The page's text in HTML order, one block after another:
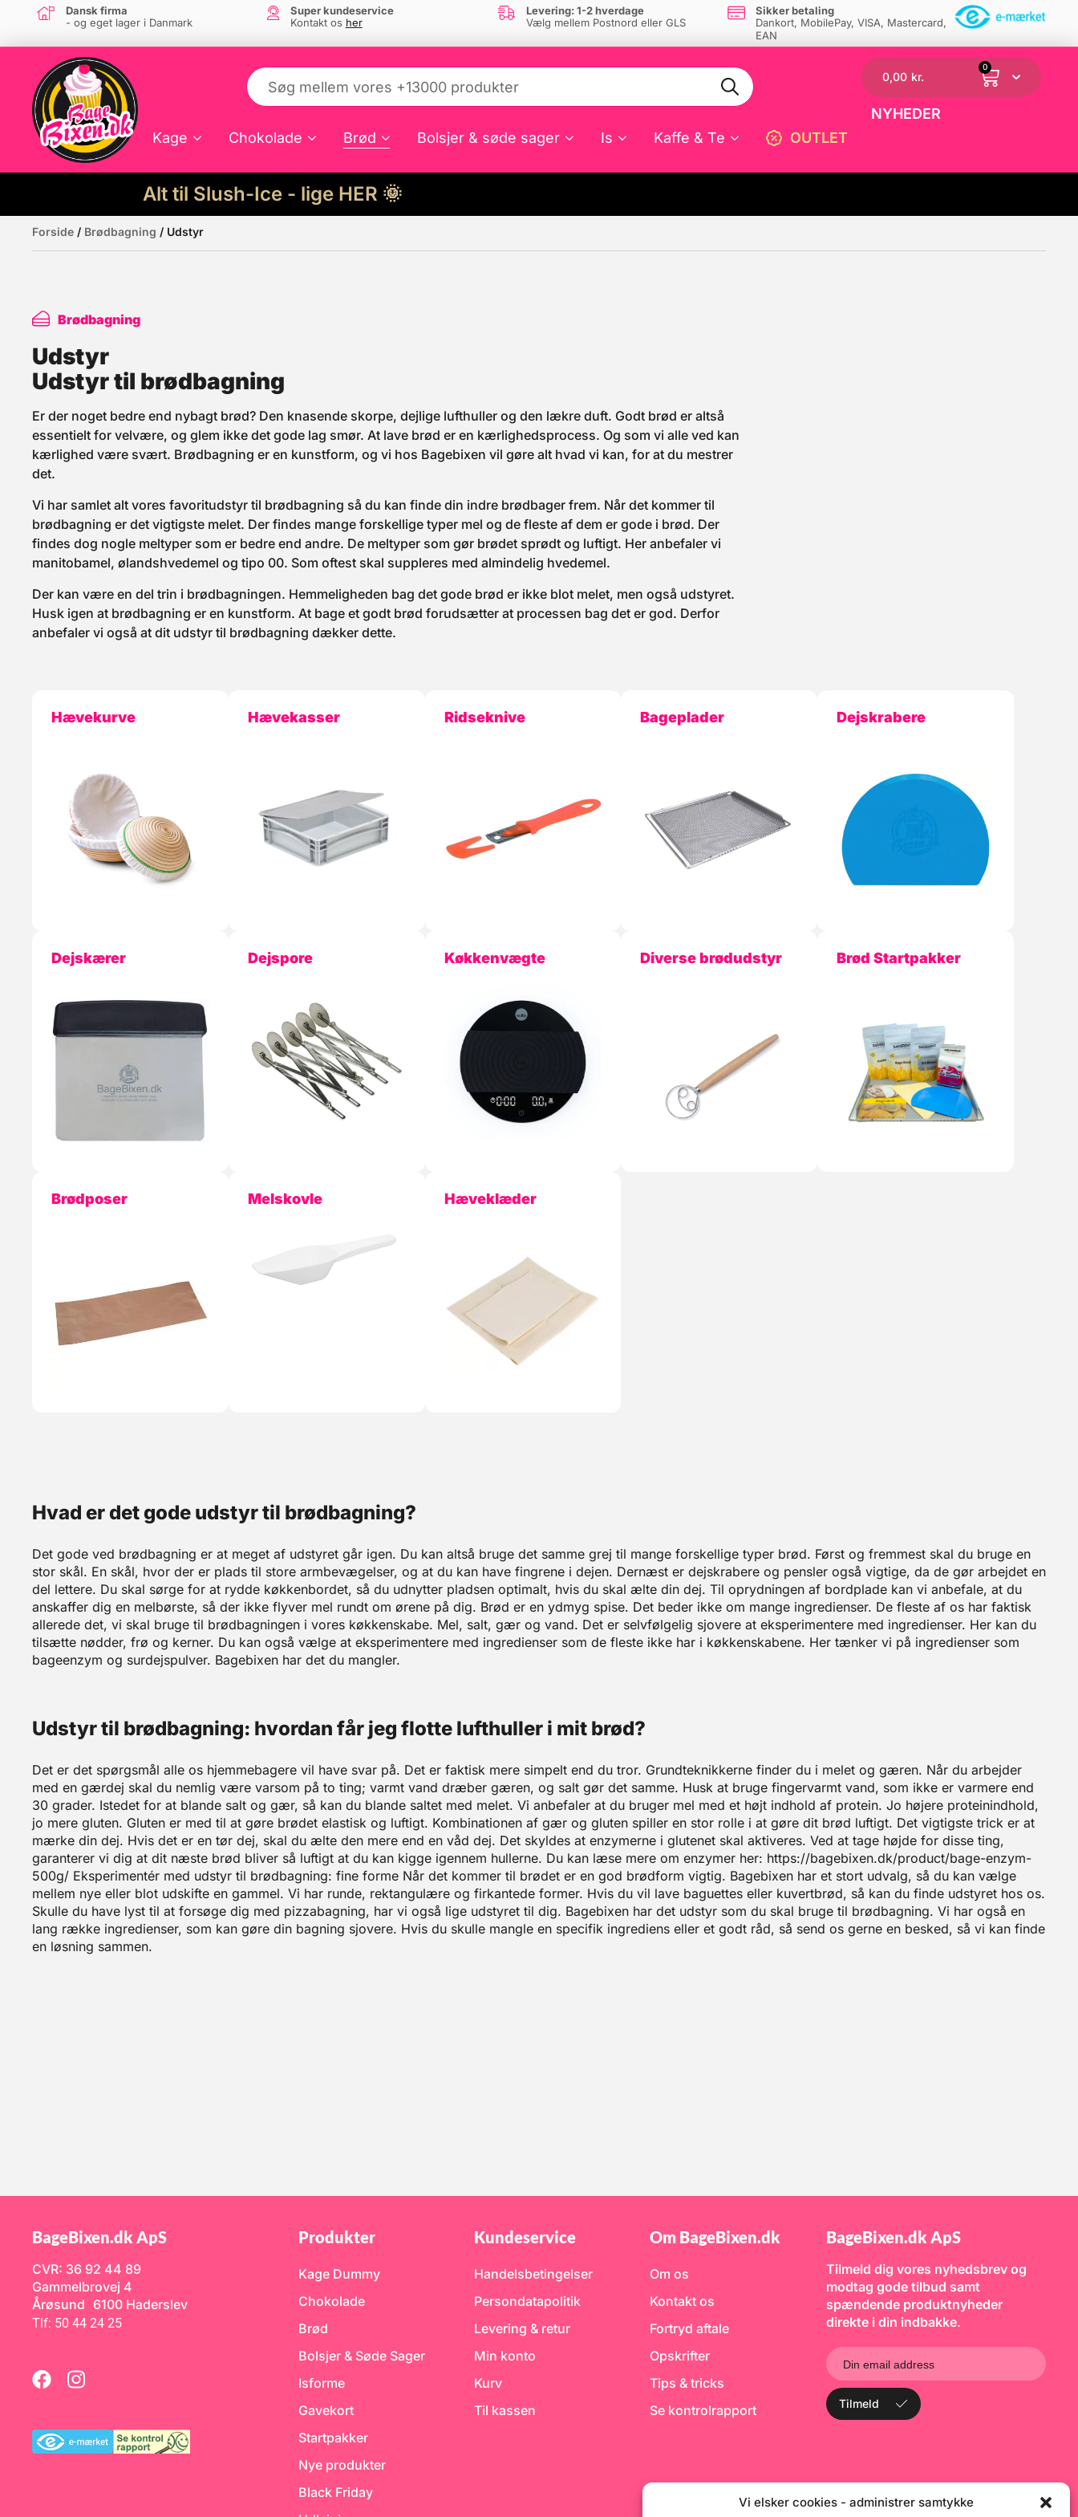
Vi elsker cookies - administrer samtykke
Dansk firma
- og eget lager i Danmark
Super kundeservice
Kontakt os her
Levering: 1-2 hverdage
Vælg mellem Postnord eller GLS
Sikker betaling
Dankort, MobilePay, VISA, Mastercard,
EAN
Kage Chokolade Brød Bolsjer & søde sager Is Kaffe & Te OUTLET
0,00 kr.
0
NYHEDER
Alt til Slush-Ice - lige HER 🌞
Forside / Brødbagning / Udstyr
Brødbagning
Udstyr
Udstyr til brødbagning
Er der noget bedre end nybagt brød? Den knasende skorpe, dejlige lufthuller og den lækre duft. Godt brød er altså
essentielt for velvære, og glem ikke det gode lag smør. At lave brød er en kærlighedsprocess. Og som vi alle ved kan
kærlighed være svært. Brødbagning er en kunstform, og vi hos Bagebixen vil gøre alt hvad vi kan, for at du mestrer
det.
Vi har samlet alt vores favoritudstyr til brødbagning så du kan finde din indre brødbager frem. Når det kommer til
brødbagning er det vigtigste melet. Der findes mange forskellige typer mel og de fleste af dem er gode i brød. Der
findes dog nogle meltyper som er bedre end andre. De meltyper som gør brødet sprødt og luftigt. Her anbefaler vi
manitobamel, ølandshvedemel og tipo 00. Som oftest skal suppleres med almindelig hvedemel.
Der kan være en del trin i brødbagningen. Hemmeligheden bag det gode brød er ikke blot melet, men også udstyret.
Husk igen at brødbagning er en kunstform. At bage et godt brød forudsætter at processen bag det er god. Derfor
anbefaler vi også at dit udstyr til brødbagning dækker dette.
Hævekurve Hævekasser Ridseknive Bageplader Dejskrabere
Dejskærer Dejspore Køkkenvægte Diverse brødudstyr Brød Startpakker
Brødposer Melskovle Hæveklæder
Hvad er det gode udstyr til brødbagning?
Det gode ved brødbagning er at meget af udstyret går igen. Du kan altså bruge det samme grej til mange forskellige typer brød. Først og fremmest skal du bruge en
stor skål. En skål, hvor der er plads til store armbevægelser, og at du kan have fingrene i dejen. Dernæst er dejskrabere og pensler også vigtige, da de gør arbejdet en
del lettere. Du skal sørge for at rydde køkkenbordet, så du udnytter pladsen optimalt, hvis du skal ælte din dej. Til oprydningen af bordplade kan vi anbefale, at du
anskaffer dig en melbørste, så der ikke flyver mel rundt om ørene på dig. Brød er en ydmyg spise. Det beder ikke om mange ingredienser. De fleste af os har faktisk
allerede det, vi skal bruge til brødbagningen i vores køkkenskabe. Mel, salt, gær og vand. Det er selvfølgelig sjovere at eksperimentere med ingredienser. Her kan du
tilsætte nødder, frø og kerner. Du kan også vælge at eksperimentere med ingredienser som de fleste ikke har i køkkenskabene. Her tænker vi på ingredienser som
bageenzym og surdejspulver. Bagebixen har det du mangler.
Udstyr til brødbagning: hvordan får jeg flotte lufthuller i mit brød?
Det er det spørgsmål alle os hjemmebagere vil have svar på. Det er faktisk mere simpelt end du tror. Grundteknikkerne finder du i melet og gæren. Når du arbejder
med en gærdej skal du nemlig være varsom på to ting; varmt vand dræber gæren, og salt gør det samme. Husk at bruge fingervarmt vand, som ikke er varmere end
30 grader. Istedet for at blande salt og gær, så kan du blande saltet med melet. Vi anbefaler at du bruger mel med et højt indhold af protein. Jo højere proteinindhold,
jo mere gluten. Gluten er med til at gøre brødet elastisk og luftigt. Kombinationen af gær og gluten spiller en stor rolle i at gøre dit brød luftigt. Det vigtigste trick er at
mærke din dej. Hvis det er en tør dej, skal du ælte den mere end en våd dej. Det skyldes at enzymerne i glutenet skal aktiveres. Ved at tage højde for disse ting,
garanterer vi dig at dit næste brød bliver så luftigt at du kan kigge igennem hullerne. Du kan læse mere om enzymer her: https://bagebixen.dk/product/bage-enzym-
500g/ Eksperimentér med udstyr til brødbagning: fine forme Når det kommer til brødet er en god brødform vigtig. Bagebixen har et stort udvalg, så du kan vælge
mellem nye eller blot udskifte en gammel. Vi har runde, rektangulære og firkantede former. Hvis du vil lave baguettes eller kuvertbrød, så kan du finde udstyret hos os.
Skulle du have lyst til at forsøge dig med pizzabagning, har vi også lige udstyret til dig. Bagebixen har det udstyr som du skal bruge til brødbagning. Vi har også en
lang række ingredienser, som kan gøre din bagning sjovere. Hvis du skulle mangle en specifik ingrediens eller et godt råd, så send os gerne en besked, så vi kan finde
en løsning sammen.
BageBixen.dk ApS
CVR: 36 92 44 89
Gammelbrovej 4
Årøsund 6100 Haderslev
Tlf: 50 44 24 25
Produkter
Kage Dummy
Chokolade
Brød
Bolsjer & Søde Sager
Isforme
Gavekort
Startpakker
Nye produkter
Black Friday
Kundeservice
Handelsbetingelser
Persondatapolitik
Levering & retur
Min konto
Kurv
Til kassen
Om BageBixen.dk
Om os
Kontakt os
Fortryd aftale
Opskrifter
Tips & tricks
Se kontrolrapport
BageBixen.dk ApS
Tilmeld dig vores nyhedsbrev og
modtag gode tilbud samt
spændende produktnyheder
direkte i din indbakke.
Tilmeld